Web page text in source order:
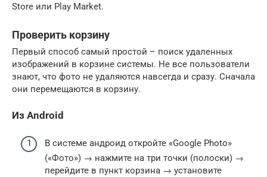
Store или Play Market.
Проверить корзину
Первый способ самый простой – поиск удаленных
изображений в корзине системы. Не все пользователи
знают, что фото не удаляются навсегда и сразу. Сначала
они перемещаются в корзину.
Из Android
В системе андроид откройте «Google Photo»
(«Фото») → нажмите на три точки (полоски) →
перейдите в пункт корзина → установите